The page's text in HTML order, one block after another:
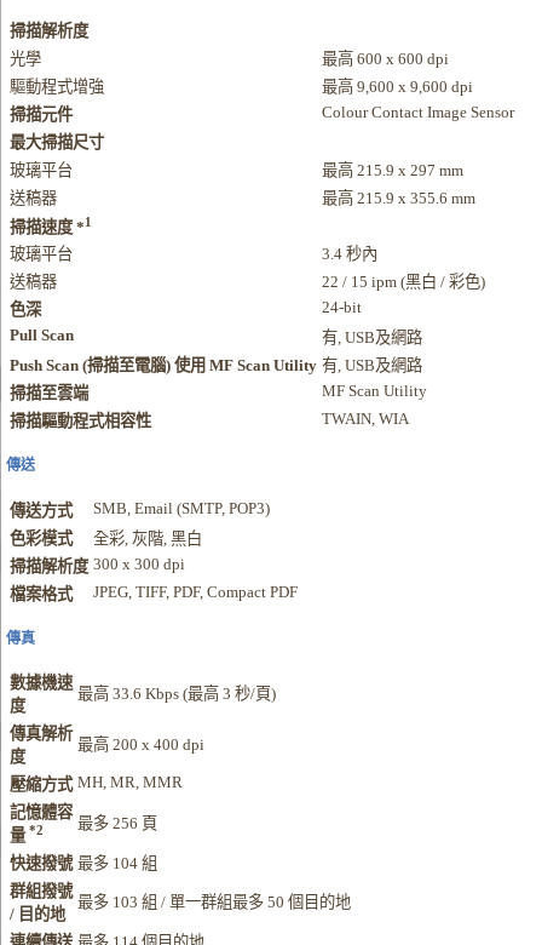
掃描解析度
光學
最高 600 x 600 dpi
驅動程式增強
最高 9,600 x 9,600 dpi
掃描元件
Colour Contact Image Sensor
最大掃描尺寸
玻璃平台
最高 215.9 x 297 mm
送稿器
最高 215.9 x 355.6 mm
掃描速度 *1
玻璃平台
3.4 秒內
送稿器
22 / 15 ipm (黑白 / 彩色)
色深
24-bit
Pull Scan
有, USB及網路
Push Scan (掃描至電腦) 使用 MF Scan Utility 有, USB及網路
掃描至雲端
MF Scan Utility
掃描驅動程式相容性
TWAIN, WIA
傳送
傳送方式
SMB, Email (SMTP, POP3)
色彩模式
全彩, 灰階, 黑白
掃描解析度 300 x 300 dpi
檔案格式
JPEG, TIFF, PDF, Compact PDF
傳真
數據機速
度
最高 33.6 Kbps (最高 3 秒/頁)
傳真解析
度
最高 200 x 400 dpi
壓縮方式 MH, MR, MMR
記憶體容
量*2 最多 256 頁
快速撥號 最多 104 組
群組撥號
/ 目的地
最多 103 組 / 單一群組最多 50 個目的地